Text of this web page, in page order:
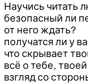
Научись читать
безопасный ли
от него ждать?
получатся ли у
что скрывает
всё о тебе,
взгляд со